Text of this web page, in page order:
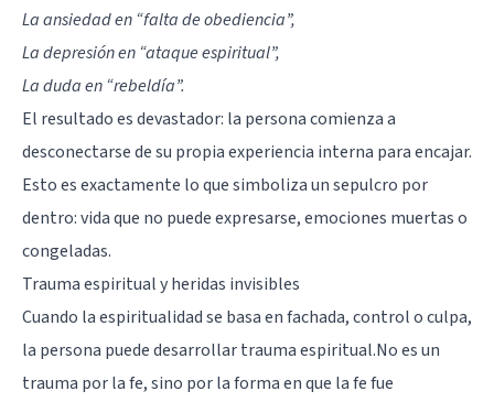
La ansiedad en “falta de obediencia”,
La depresión en “ataque espiritual”,
La duda en “rebeldía”.
El resultado es devastador: la persona comienza a
desconectarse de su propia experiencia interna para encajar.
Esto es exactamente lo que simboliza un sepulcro por
dentro: vida que no puede expresarse, emociones muertas o
congeladas.
Trauma espiritual y heridas invisibles
Cuando la espiritualidad se basa en fachada, control o culpa,
la persona puede desarrollar trauma espiritual.No es un
trauma por la fe, sino por la forma en que la fe fue